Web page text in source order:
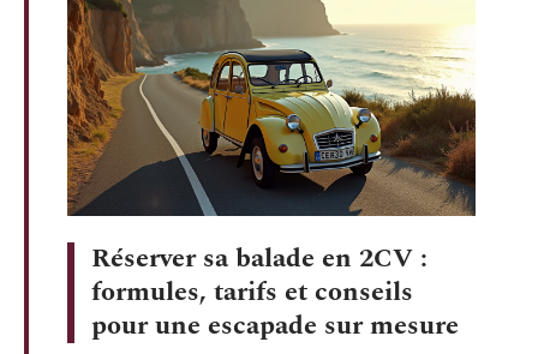
Réserver sa balade en 2CV :
formules, tarifs et conseils
pour une escapade sur mesure